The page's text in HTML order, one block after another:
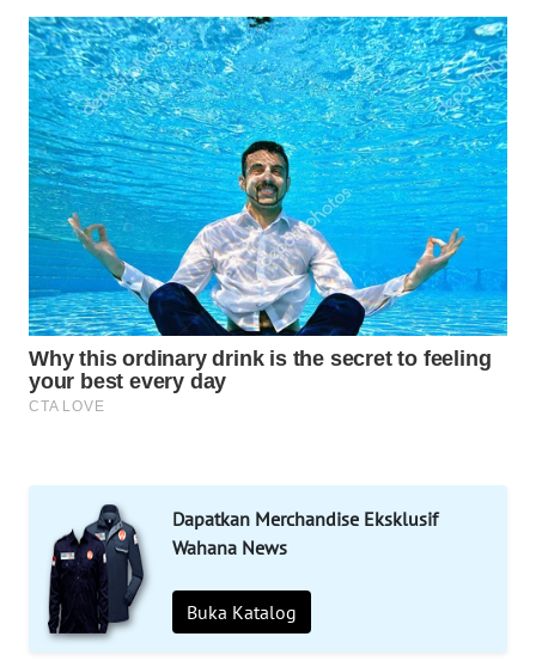
Dapatkan Merchandise Eksklusif
Wahana News
Buka Katalog
WAHANA
PERSONA
WAHANA
OTOMOTIF
WAHANA
HEALTH
WAHANA
DESA
WISATA
LAPAK
Wahana
KONSUMEN
LISTRIK